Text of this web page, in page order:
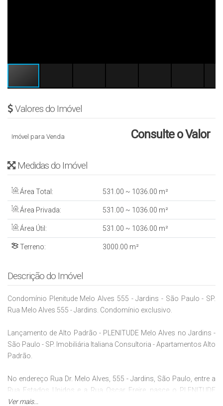
Valores do Imóvel
Consulte o Valor
Imóvel para Venda
Medidas do Imóvel
Área Total: 531 .00 ~ 1036.00 m²
Área Privada: 531 .00 ~ 1036.00 m²
Área Útil: 531 .00 ~ 1036.00 m²
Terreno: 3000.00 m²
Descrição do Imóvel
Condomínio Plenitude Melo Alves 555 - Jardins - São Paulo - SP.
Rua Melo Alves 555 - Jardins. Condomínio exclusivo.
Lançamento de Alto Padrão - PLENITUDE Melo Alves no Jardins -
São Paulo - SP. Imobiliária Italiana Consultoria - Apartamentos Alto
Padrão.
No endereço Rua Dr. Melo Alves, 555 - Jardins, São Paulo, entre a
Rua Estados Unidos e a Rua Oscar Freire, nasce o PLENITUDE
Melo Alves, um marco arquitetônico assinado por Marcio Kogan
Ver mais...